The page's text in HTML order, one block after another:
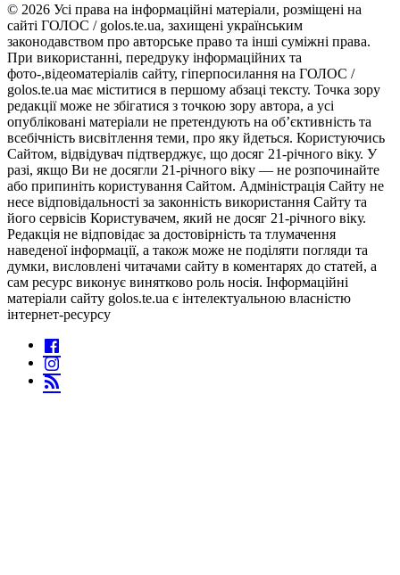
© 2026 Усі права на інформаційні матеріали, розміщені на
сайті ГОЛОС / golos.te.ua, захищені українським
законодавством про авторське право та інші суміжні права.
При використанні, передруку інформаційних та
фото-,відеоматеріалів сайту, гіперпосилання на ГОЛОС /
golos.te.ua має міститися в першому абзаці тексту. Точка зору
редакції може не збігатися з точкою зору автора, а усі
опубліковані матеріали не претендують на об’єктивність та
всебічність висвітлення теми, про яку йдеться. Користуючись
Сайтом, відвідувач підтверджує, що досяг 21-річного віку. У
разі, якщо Ви не досягли 21-річного віку — не розпочинайте
або припиніть користування Сайтом. Адміністрація Сайту не
несе відповідальності за законність використання Сайту та
його сервісів Користувачем, який не досяг 21-річного віку.
Редакція не відповідає за достовірність та тлумачення
наведеної інформації, а також може не поділяти погляди та
думки, висловлені читачами сайту в коментарях до статей, а
сам ресурс виконує винятково роль носія. Інформаційні
матеріали сайту golos.te.ua є інтелектуальною власністю
інтернет-ресурсу